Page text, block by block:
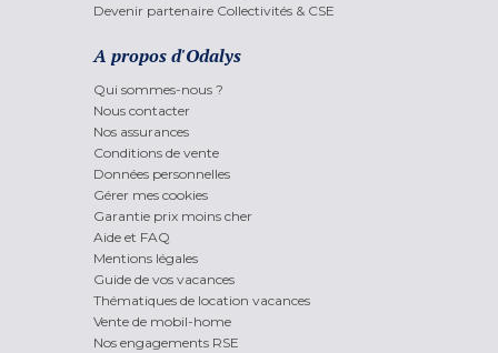
Devenir partenaire Collectivités & CSE
A propos d'Odalys
Qui sommes-nous ?
Nous contacter
Nos assurances
Conditions de vente
Données personnelles
Gérer mes cookies
Garantie prix moins cher
Aide et FAQ
Mentions légales
Guide de vos vacances
Thématiques de location vacances
Vente de mobil-home
Nos engagements RSE